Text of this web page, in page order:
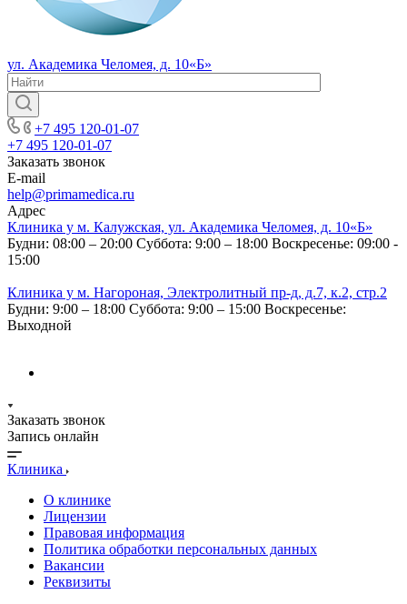
ул. Академика Челомея, д. 10«Б»
+7 495 120-01-07
+7 495 120-01-07
Заказать звонок
E-mail
help@primamedica.ru
Адрес
Клиника у м. Калужская, ул. Академика Челомея, д. 10«Б»
Будни: 08:00 – 20:00 Суббота: 9:00 – 18:00 Воскресенье: 09:00 -
15:00
Клиника у м. Нагороная, Электролитный пр-д, д.7, к.2, стр.2
Будни: 9:00 – 18:00 Суббота: 9:00 – 15:00 Воскресенье:
Выходной
Заказать звонок
Запись онлайн
Клиника
О клинике
Лицензии
Правовая информация
Политика обработки персональных данных
Вакансии
Реквизиты